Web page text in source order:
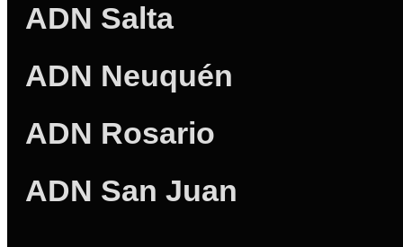
ADN Salta
ADN Neuquén
ADN Rosario
ADN San Juan